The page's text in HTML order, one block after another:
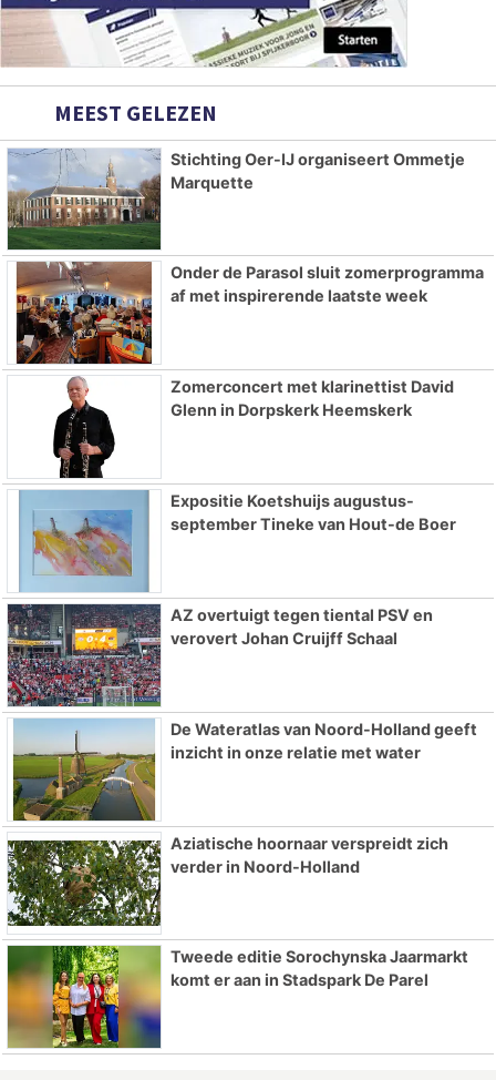
MEEST GELEZEN
Stichting Oer-IJ organiseert Ommetje
Marquette
Onder de Parasol sluit zomerprogramma
af met inspirerende laatste week
Zomerconcert met klarinettist David
Glenn in Dorpskerk Heemskerk
Expositie Koetshuijs augustus-
september Tineke van Hout-de Boer
AZ overtuigt tegen tiental PSV en
verovert Johan Cruijff Schaal
De Wateratlas van Noord-Holland geeft
inzicht in onze relatie met water
Aziatische hoornaar verspreidt zich
verder in Noord-Holland
Tweede editie Sorochynska Jaarmarkt
komt er aan in Stadspark De Parel